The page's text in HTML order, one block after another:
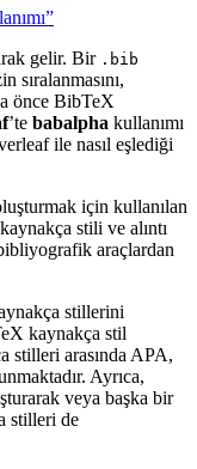
gelir. Bir .bib
sıralanmasını,
önce BibTeX
’te babalpha kullanımı
ile nasıl eşlediği
için kullanılan
stili ve alıntı
araçlardan
stillerini
kaynakça stil
stilleri arasında APA,
Ayrıca,
veya başka bir
stilleri de